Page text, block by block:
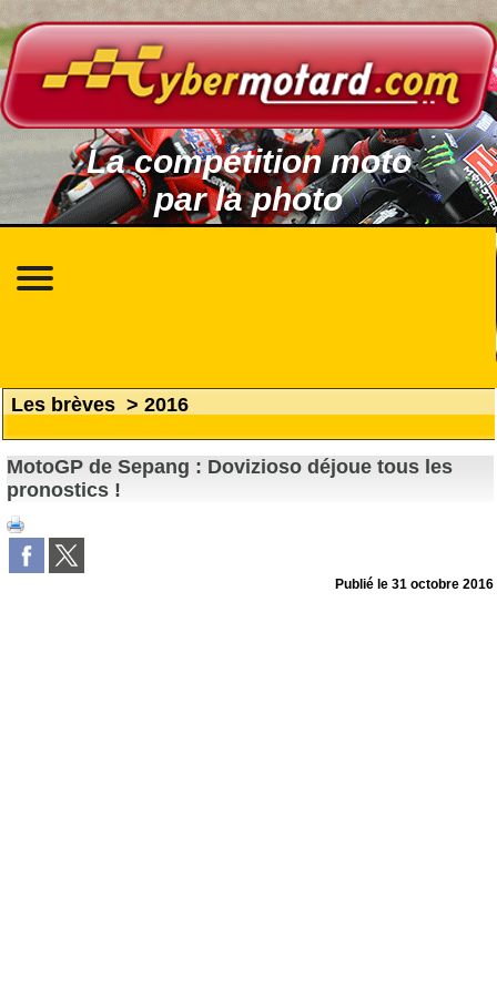
La compétition moto
par la photo
Les brèves > 2016
MotoGP de Sepang : Dovizioso déjoue tous les
pronostics !
Publié le31 octobre 2016